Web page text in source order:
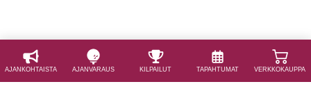
AJAN­KOHTAISTA AJAN­VARAUS KILPAILUT TAPAHTUMAT VERKKOKAUPPA